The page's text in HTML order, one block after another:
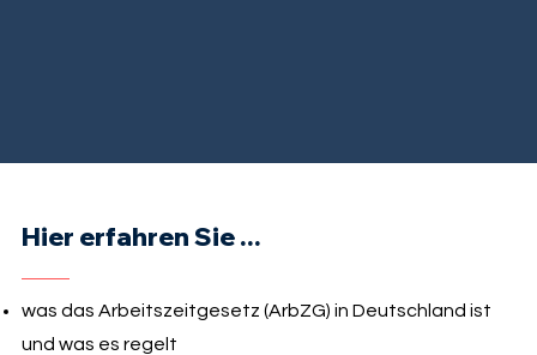
Hier erfahren Sie ...
was das Arbeitszeitgesetz (ArbZG) in Deutschland ist
und was es regelt